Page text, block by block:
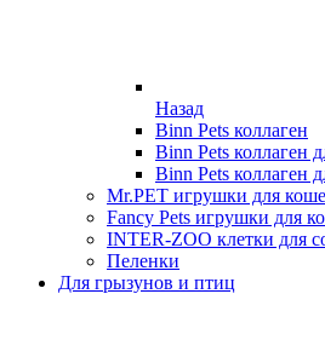
Назад
Binn Pets коллаген
Binn Pets коллаген
Binn Pets коллаген
Mr.PET игрушки для
Fancy Pets игрушки для
INTER-ZOO клетки для
Пеленки
Для грызунов и птиц